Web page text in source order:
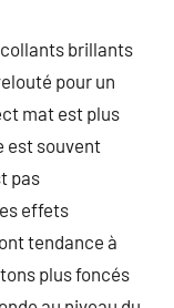
brillants
pour un
mat est plus
est souvent
pas
effets
tendance à
plus foncés